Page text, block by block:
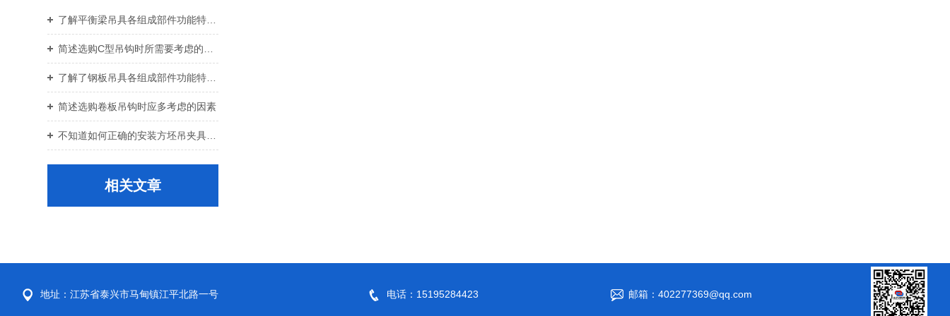
简述选购卷板吊钩时应多考虑的因素
相关文章
地址：江苏省泰兴市马甸镇江平北路一号 电话：15195284423 邮箱：402277369@qq.com